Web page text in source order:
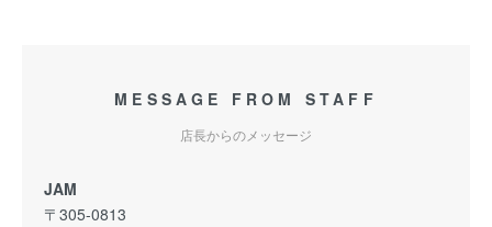
MESSAGE FROM STAFF
店長からのメッセージ
JAM
〒305-0813